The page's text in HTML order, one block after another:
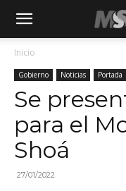
Inicio
Gobierno Noticias Portada
Se
para el
Shoá
27/01/2022